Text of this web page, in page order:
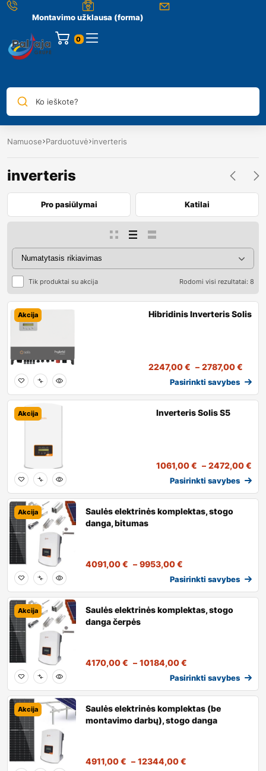
Montavimo užklausa (forma)
0
Ko ieškote?
Namuose Parduotuvė inverteris
inverteris
Pro pasiūlymai Katilai
Tik produktai su akcija Rodomi visi rezultatai: 8
Akcija Hibridinis Inverteris Solis
2247,00€ – 2787,00€
Pasirinkti savybes
Akcija Inverteris Solis S5
1061,00€ – 2472,00€
Pasirinkti savybes
Akcija
Saulės elektrinės komplektas, stogo
danga, bitumas
4091,00€ – 9953,00€
Pasirinkti savybes
Akcija
Saulės elektrinės komplektas, stogo
danga čerpės
4170,00€ – 10184,00€
Pasirinkti savybes
Akcija
Saulės elektrinės komplektas (be
montavimo darbų), stogo danga
4911,00€ – 12344,00€